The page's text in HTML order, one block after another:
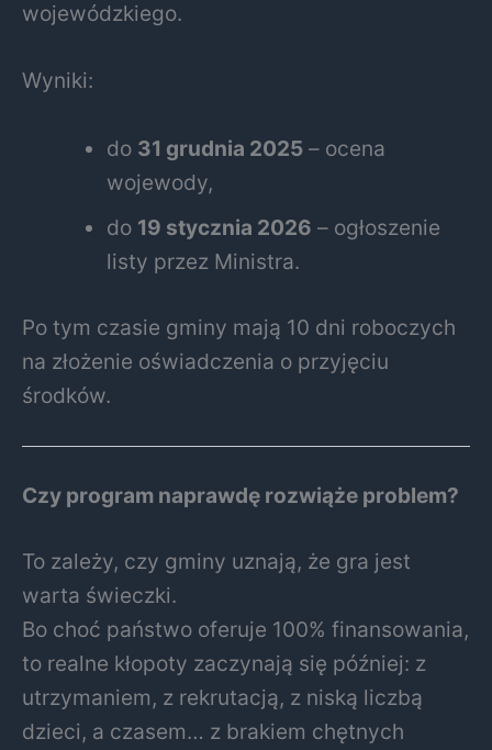
wojewódzkiego.
Wyniki:
do 31 grudnia 2025 – ocena
wojewody,
do 19 stycznia 2026 – ogłoszenie
listy przez Ministra.
Po tym czasie gminy mają 10 dni roboczych
na złożenie oświadczenia o przyjęciu
środków.
Czy program naprawdę rozwiąże problem?
To zależy, czy gminy uznają, że gra jest
warta świeczki.
Bo choć państwo oferuje 100% finansowania,
to realne kłopoty zaczynają się później: z
utrzymaniem, z rekrutacją, z niską liczbą
dzieci, a czasem… z brakiem chętnych